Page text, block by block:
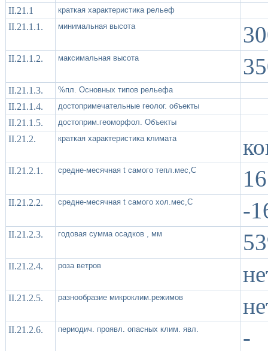
II.21.1 краткая характеристика рельеф
II.21.1.1. минимальная высота
II.21.1.2. максимальная высота
II.21.1.3. %пл. Основных типов рельефа
II.21.1.4. достопримечательные геолог. объекты
II.21.1.5. достоприм.геоморфол. Объекты
II.21.2. краткая характеристика климата
II.21.2.1. средне-месячная t самого тепл.мес,С
II.21.2.2. средне-месячная t самого хол.мес,С -
II.21.2.3. годовая сумма осадков , мм
II.21.2.4. роза ветров
II.21.2.5. разнообразие микроклим.режимов
II.21.2.6. периодич. проявл. опасных клим. явл. -